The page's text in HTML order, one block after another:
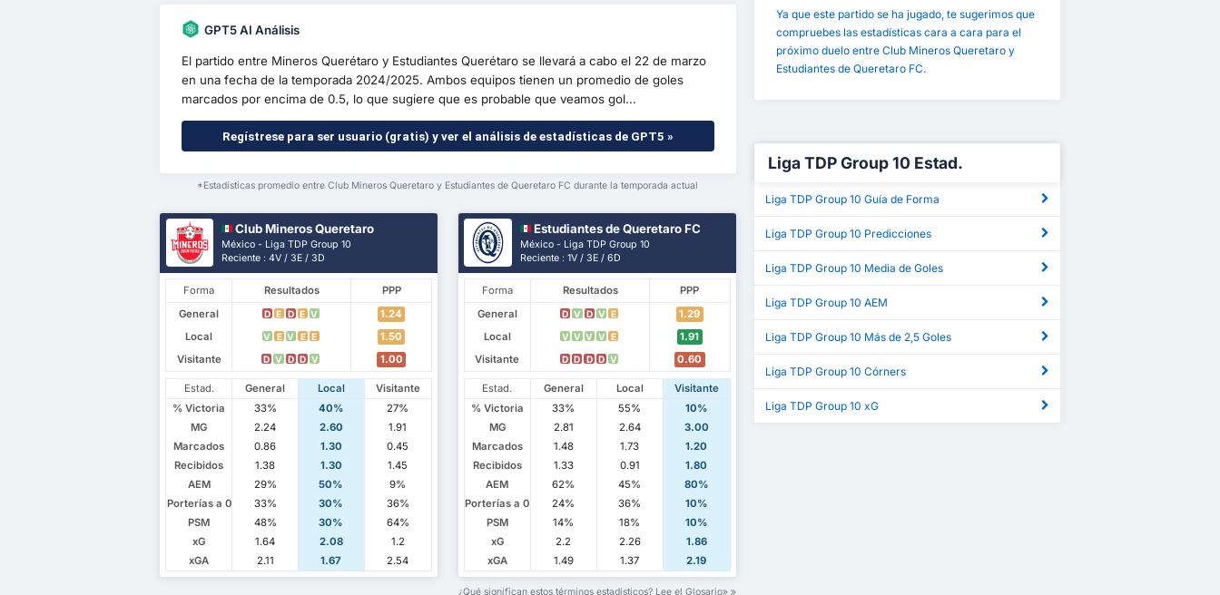
GPT5 AI Análisis
El partido entre Mineros Querétaro y Estudiantes Querétaro se llevará a cabo el 22 de marzo
en una fecha de la temporada 2024/2025. Ambos equipos tienen un promedio de goles
marcados por encima de 0.5, lo que sugiere que es probable que veamos gol...
Regístrese para ser usuario (gratis) y ver el análisis de estadísticas de GPT5 »
*Estadísticas promedio entre Club Mineros Queretaro y Estudiantes de Queretaro FC durante la temporada actual
Club Mineros Queretaro
México - Liga TDP Group 10
Reciente : 4V / 3E / 3D
Forma Resultados
PPP
General
D E D E V
1.24
Local
V E V E E
1.50
Visitante
D V D D V 1.00
Estad. General Local
Visitante
% Victoria
33% 40%
27%
MG
2.24 2.60
1.91
Marcados
0.86 1.30
0.45
Recibidos
1.38 1.30
1.45
AEM
29% 50%
9%
Porterías a 0
33% 30%
36%
PSM
48% 30%
64%
xG
1.64 2.08
1.2
xGA
2.11 1.67 2.54
Estudiantes de Queretaro FC
México - Liga TDP Group 10
Reciente : 1V / 3E / 6D
Forma Resultados
PPP
General
D V D V E
1.29
Local
V V V V E
1.91
Visitante
D D D D V 0.60
Estad. General Local
Visitante
% Victoria
33% 55%
10%
MG
2.81 2.64
3.00
Marcados
1.48 1.73
1.20
Recibidos
1.33 0.91
1.80
AEM
62% 45%
80%
Porterías a 0
24% 36%
10%
PSM
14% 18%
10%
xG
2.2 2.26
1.86
xGA
1.49 1.37 2.19
¿Qué significan estos términos estadísticos? Lee el Glosario
Ya que este partido se ha jugado, te sugerimos que
compruebes las estadísticas cara a cara para el
próximo duelo entre Club Mineros Queretaro y
Estudiantes de Queretaro FC.
Liga TDP Group 10 Estad.
Liga TDP Group 10 Guía de Forma
Liga TDP Group 10 Predicciones
Liga TDP Group 10 Media de Goles
Liga TDP Group 10 AEM
Liga TDP Group 10 Más de 2,5 Goles
Liga TDP Group 10 Córners
Liga TDP Group 10 xG